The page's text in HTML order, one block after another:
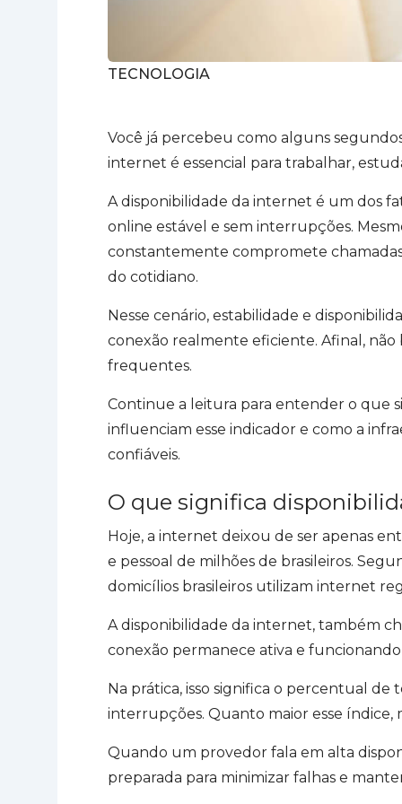
TECNOLOGIA
Você já percebeu como alguns
internet é essencial para trabalhar,
A disponibilidade da internet é um dos
online estável e sem interrupções.
constantemente compromete
do cotidiano.
Nesse cenário, estabilidade e
conexão realmente eficiente. Afinal,
frequentes.
Continue a leitura para entender o que
influenciam esse indicador e como a
confiáveis.
O que significa
Hoje, a internet deixou de ser apenas
e pessoal de milhões de brasileiros.
domicílios brasileiros utilizam internet
A disponibilidade da internet, também
conexão permanece ativa e
Na prática, isso significa o percentual
interrupções. Quanto maior esse índice,
Quando um provedor fala em alta
preparada para minimizar falhas e